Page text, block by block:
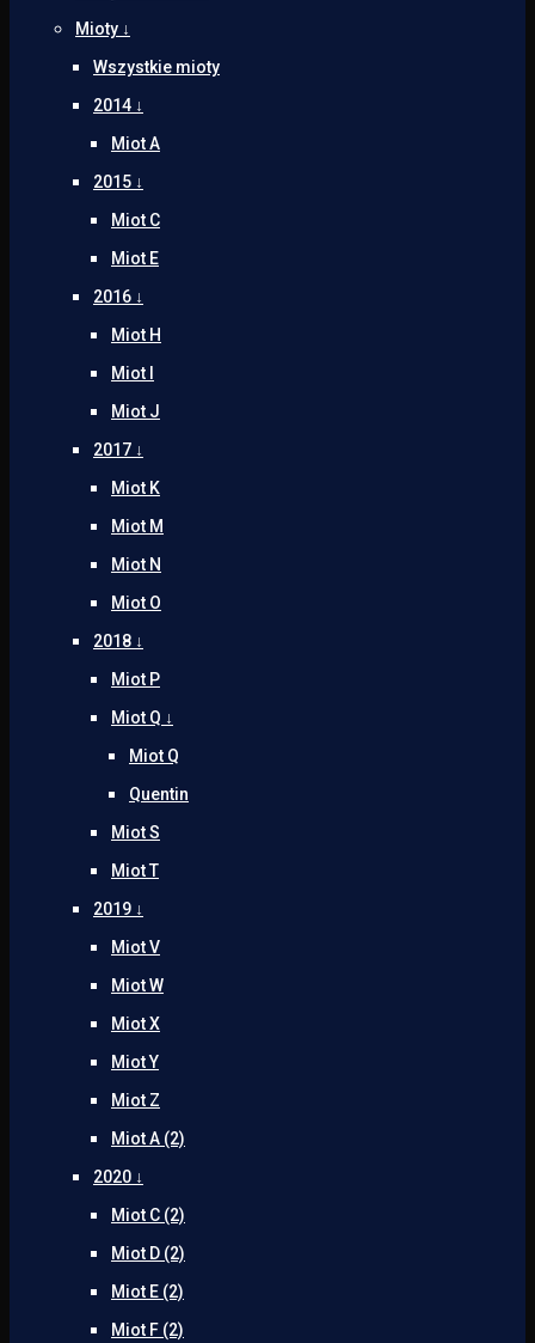
Mioty ↓
Wszystkie mioty
2014 ↓
Miot A
2015 ↓
Miot C
Miot E
2016 ↓
Miot H
Miot I
Miot J
2017 ↓
Miot K
Miot M
Miot N
Miot O
2018 ↓
Miot P
Miot Q ↓
Miot Q
Quentin
Miot S
Miot T
2019 ↓
Miot V
Miot W
Miot X
Miot Y
Miot Z
Miot A (2)
2020 ↓
Miot C (2)
Miot D (2)
Miot E (2)
Miot F (2)